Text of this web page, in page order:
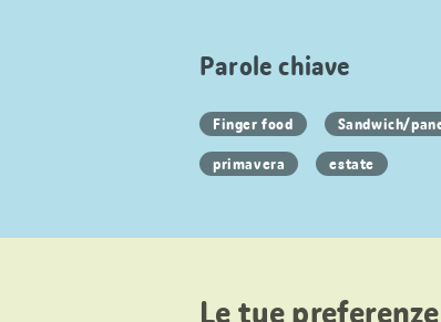
Parole chiave
Finger food Sandwich/
primavera
estate
Le tue